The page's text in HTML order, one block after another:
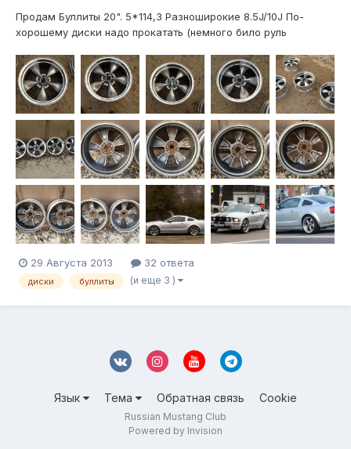
Продам Буллиты 20". 5*114,3 Разноширокие 8.5J/10J По-
хорошему диски надо прокатать (немного било руль
потертостей. На бигбрейки без проставок не встают. По цене
не знаю. Пускай будет 20 тыщ ну и ТОРГ конечно уместен.
Если кому-то нужны...
29 Августа 2013 32 ответа
диски буллиты (и еще 3 )
Язык Тема Обратная связь Cookie
Russian Mustang Club
Powered by Invision